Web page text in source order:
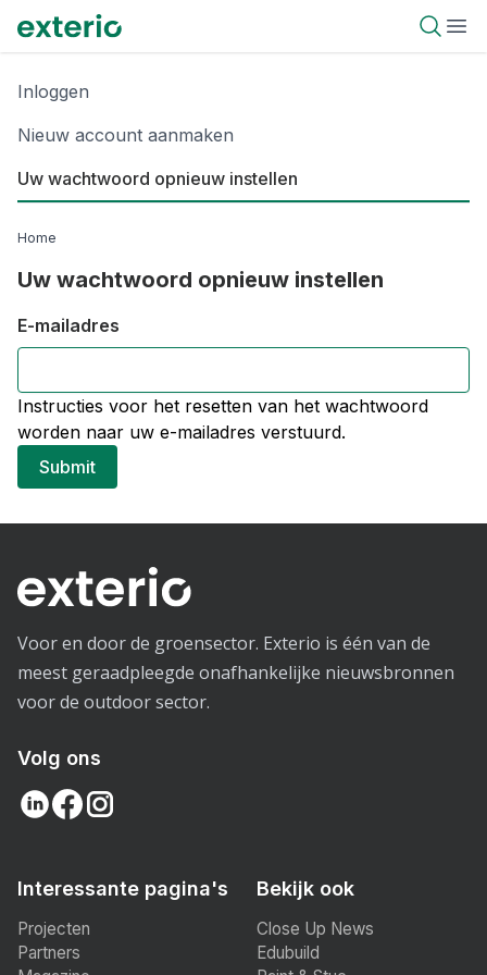
Overslaan
en
de
gaan
Exterio
Open
Primary
Inloggen
Nieuw account aanmaken
Uw wachtwoord opnieuw instellen
tabblad)
Kruimelpad
Home
Uw wachtwoord opnieuw instellen
E-mailadres
Instructies voor het resetten van het wachtwoord
worden naar uw e-mailadres verstuurd.
Voor en door de groensector. Exterio is één van de
meest geraadpleegde onafhankelijke nieuwsbronnen
voor de outdoor sector.
Volg ons
Interessante pagina's
Projecten
Partners
Bekijk ook
Close Up News
Edubuild